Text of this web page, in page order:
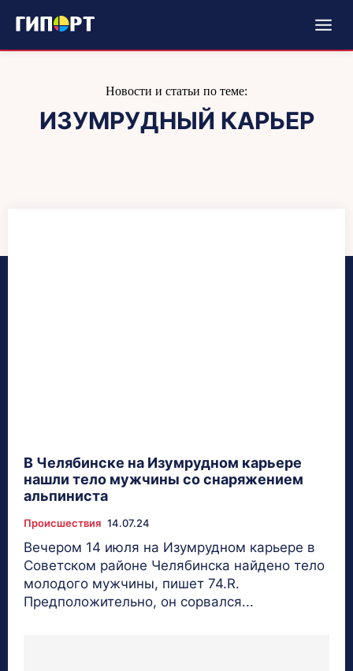
Новости и статьи по теме:
ИЗУМРУДНЫЙ КАРЬЕР
В Челябинске на Изумрудном карьере
нашли тело мужчины со снаряжением
альпиниста
Происшествия 14.07.24
Вечером 14 июля на Изумрудном карьере в
Советском районе Челябинска найдено тело
молодого мужчины, пишет 74.R.
Предположительно, он сорвался...